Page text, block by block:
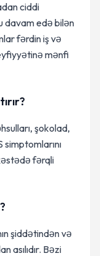
ciddi
davam edə bilən
fərdin iş və
mənfi
şokolad,
simptomlarını
fərqli
şiddətindən və
asılıdır. Bəzi